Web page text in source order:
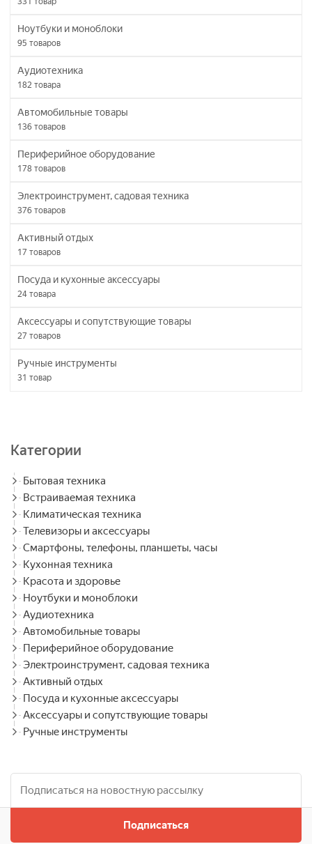
Ноутбуки и моноблоки
95 товаров
Аудиотехника
182 товара
Автомобильные товары
136 товаров
Периферийное оборудование
178 товаров
Электроинструмент, садовая техника
376 товаров
Активный отдых
17 товаров
Посуда и кухонные аксессуары
24 товара
Аксессуары и сопутствующие товары
27 товаров
Ручные инструменты
31 товар
Категории
Бытовая техника
Встраиваемая техника
Климатическая техника
Телевизоры и аксессуары
Смартфоны, телефоны, планшеты, часы
Кухонная техника
Красота и здоровье
Ноутбуки и моноблоки
Аудиотехника
Автомобильные товары
Периферийное оборудование
Электроинструмент, садовая техника
Активный отдых
Посуда и кухонные аксессуары
Аксессуары и сопутствующие товары
Ручные инструменты
Подписаться